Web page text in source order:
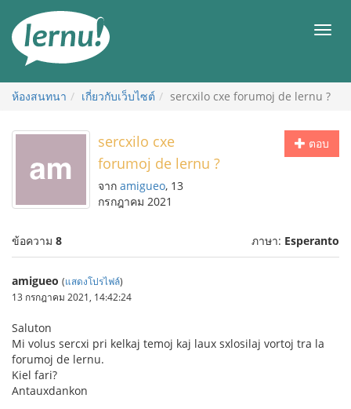
สารบัญ
เมนู
ห้องสนทนา เกี่ยวกับเว็บไซต์ sercxilo cxe forumoj de lernu ?
ตอบ
sercxilo cxe
forumoj de lernu ?
จาก amigueo, 13
กรกฎาคม 2021
ข้อความ 8 ภาษา: Esperanto
amigueo (แสดงโปรไฟล์)
13 กรกฎาคม 2021, 14:42:24
Saluton
Mi volus sercxi pri kelkaj temoj kaj laux sxlosilaj vortoj tra la
forumoj de lernu.
Kiel fari?
Antauxdankon